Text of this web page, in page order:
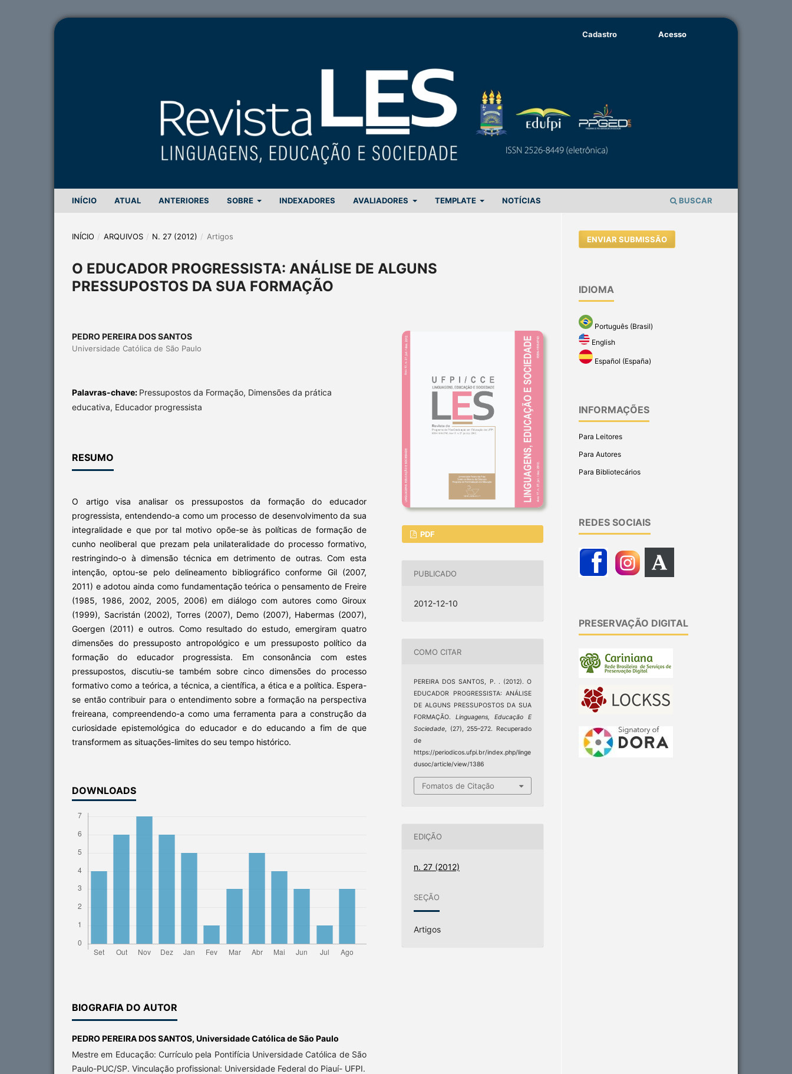
INÍCIO ATUAL ANTERIORES SOBRE INDEXADORES AVALIADORES TEMPLATE NOTÍCIAS BUSCAR
Cadastro Acesso
INÍCIO / ARQUIVOS / N. 27 (2012) / Artigos
O EDUCADOR PROGRESSISTA: ANÁLISE DE ALGUNS
PRESSUPOSTOS DA SUA FORMAÇÃO
PEDRO PEREIRA DOS SANTOS
Universidade Católica de São Paulo
Palavras-chave: Pressupostos da Formação, Dimensões da prática
educativa, Educador progressista
RESUMO
O artigo visa analisar os pressupostos da formação do educador
progressista, entendendo-a como um processo de desenvolvimento da sua
integralidade e que por tal motivo opõe-se às políticas de formação de
cunho neoliberal que prezam pela unilateralidade do processo formativo,
restringindo-o à dimensão técnica em detrimento de outras. Com esta
intenção, optou-se pelo delineamento bibliográfico conforme Gil (2007,
2011) e adotou ainda como fundamentação teórica o pensamento de Freire
(1985, 1986, 2002, 2005, 2006) em diálogo com autores como Giroux
(1999), Sacristán (2002), Torres (2007), Demo (2007), Habermas (2007),
Goergen (2011) e outros. Como resultado do estudo, emergiram quatro
dimensões do pressuposto antropológico e um pressuposto político da
formação do educador progressista. Em consonância com estes
pressupostos, discutiu-se também sobre cinco dimensões do processo
formativo como a teórica, a técnica, a científica, a ética e a política. Espera-
se então contribuir para o entendimento sobre a formação na perspectiva
freireana, compreendendo-a como uma ferramenta para a construção da
curiosidade epistemológica do educador e do educando a fim de que
transformem as situações-limites do seu tempo histórico.
DOWNLOADS
BIOGRAFIA DO AUTOR
PEDRO PEREIRA DOS SANTOS, Universidade Católica de São Paulo
Mestre em Educação: Currículo pela Pontifícia Universidade Católica de São
Paulo-PUC/SP. Vinculação profissional: Universidade Federal do Piauí- UFPI.
PDF
PUBLICADO
2012-12-10
COMO CITAR
PEREIRA DOS SANTOS, P. . (2012). O
EDUCADOR PROGRESSISTA: ANÁLISE
DE ALGUNS PRESSUPOSTOS DA SUA
FORMAÇÃO.Linguagens, Educação E
Sociedade, (27), 255–272. Recuperado
de
https://periodicos.ufpi.br/index.php/linge
dusoc/article/view/1386
Fomatos de Citação
EDIÇÃO
n. 27 (2012)
SEÇÃO
Artigos
ENVIAR SUBMISSÃO
IDIOMA
Português (Brasil)
English
Español (España)
INFORMAÇÕES
Para Leitores
Para Autores
Para Bibliotecários
REDES SOCIAIS
PRESERVAÇÃO DIGITAL